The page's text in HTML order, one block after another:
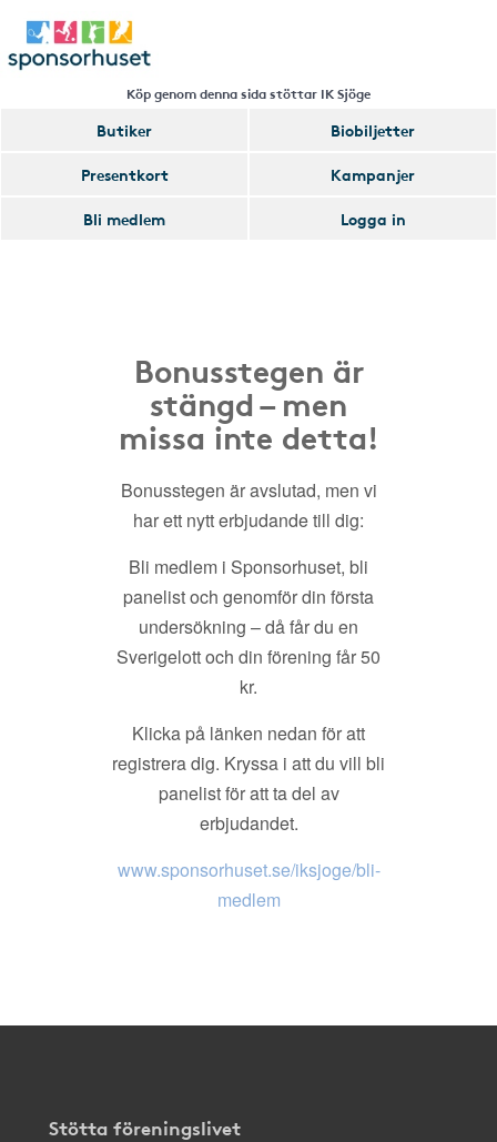
Köp genom denna sida stöttar IK Sjöge
Butiker
Biobiljetter
Presentkort
Kampanjer
Bli medlem
Logga in
Bonusstegen är
stängd – men
missa inte detta!
Bonusstegen är avslutad, men vi
har ett nytt erbjudande till dig:
Bli medlem i Sponsorhuset, bli
panelist och genomför din första
undersökning – då får du en
Sverigelott och din förening får 50
kr.
Klicka på länken nedan för att
registrera dig. Kryssa i att du vill bli
panelist för att ta del av
erbjudandet.
www.sponsorhuset.se/iksjoge/bli-
medlem
Stötta föreningslivet